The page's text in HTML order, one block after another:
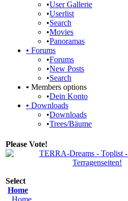
•User Gallerie
•Userlist
•Search
•Movies
•Panoramas
• Forums
•Forums
•New Posts
•Search
• Members options
•Dein Konto
• Downloads
•Downloads
•Trees/Bäume
Please Vote!
Select
Home
Home